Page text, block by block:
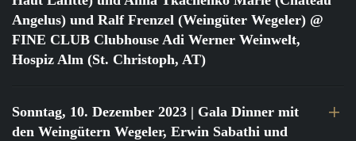
Angelus) und Ralf Frenzel (Weingüter Wegeler) @
FINE CLUB Clubhouse Adi Werner Weinwelt,
Hospiz Alm (St. Christoph, AT)
Sonntag, 10. Dezember 2023 | Gala Dinner mit
den Weingütern Wegeler, Erwin Sabathi und